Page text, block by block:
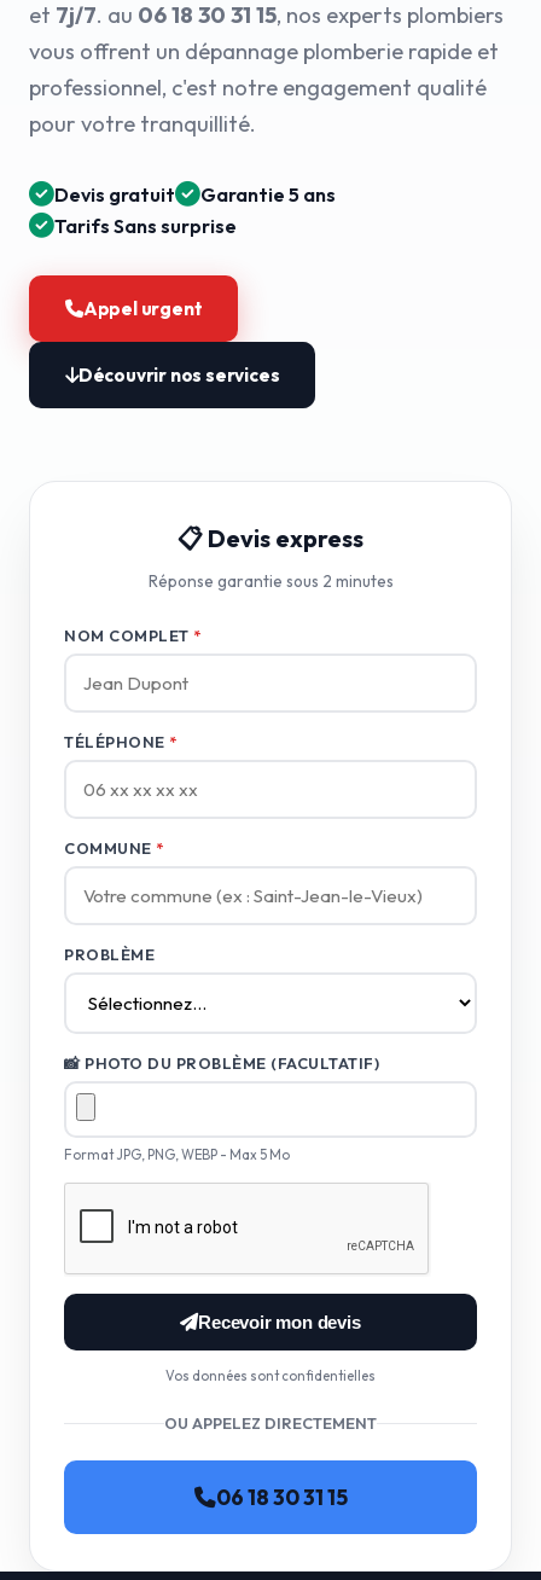
et 7j/7. au 06 18 30 31 15, nos experts plombiers
vous offrent un dépannage plomberie rapide et
professionnel, c'est notre engagement qualité
pour votre tranquillité.
Devis gratuit
Garantie 5 ans
Tarifs Sans surprise
Appel urgent
Découvrir nos services
📋 Devis express
Réponse garantie sous 2 minutes
NOM COMPLET *
TÉLÉPHONE *
COMMUNE *
PROBLÈME
📸 PHOTO DU PROBLÈME (FACULTATIF)
Format JPG, PNG, WEBP - Max 5 Mo
Recevoir mon devis
Vos données sont confidentielles
OU APPELEZ DIRECTEMENT
06 18 30 31 15